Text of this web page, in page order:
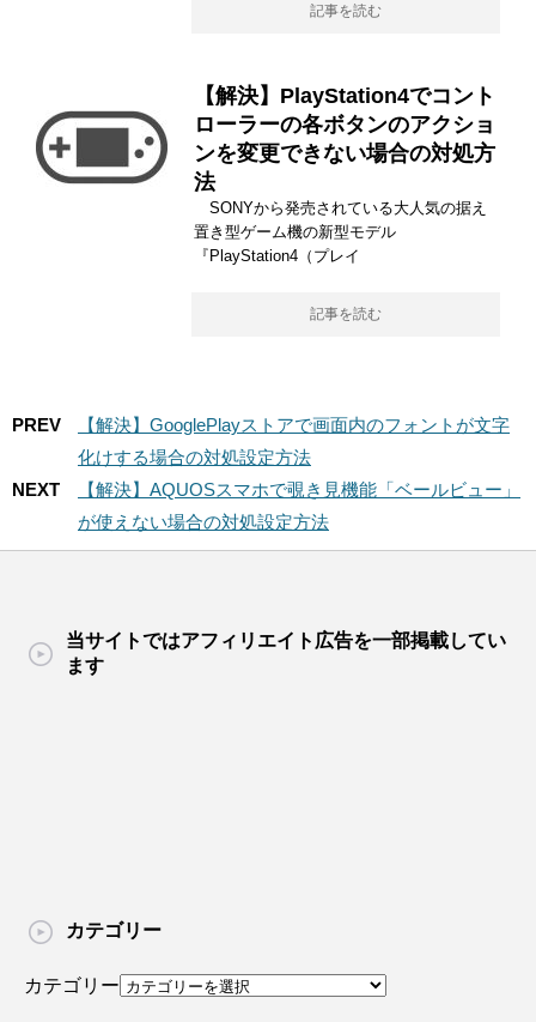
記事を読む
【解決】PlayStation4でコント
ローラーの各ボタンのアクショ
ンを変更できない場合の対処方
法
SONYから発売されている大人気の据え
置き型ゲーム機の新型モデル
『PlayStation4（プレイ
記事を読む
PREV
【解決】GooglePlayストアで画面内のフォントが文字
化けする場合の対処設定方法
NEXT
【解決】AQUOSスマホで覗き見機能「ベールビュー」
が使えない場合の対処設定方法
当サイトではアフィリエイト広告を一部掲載してい
ます
カテゴリー
カテゴリー